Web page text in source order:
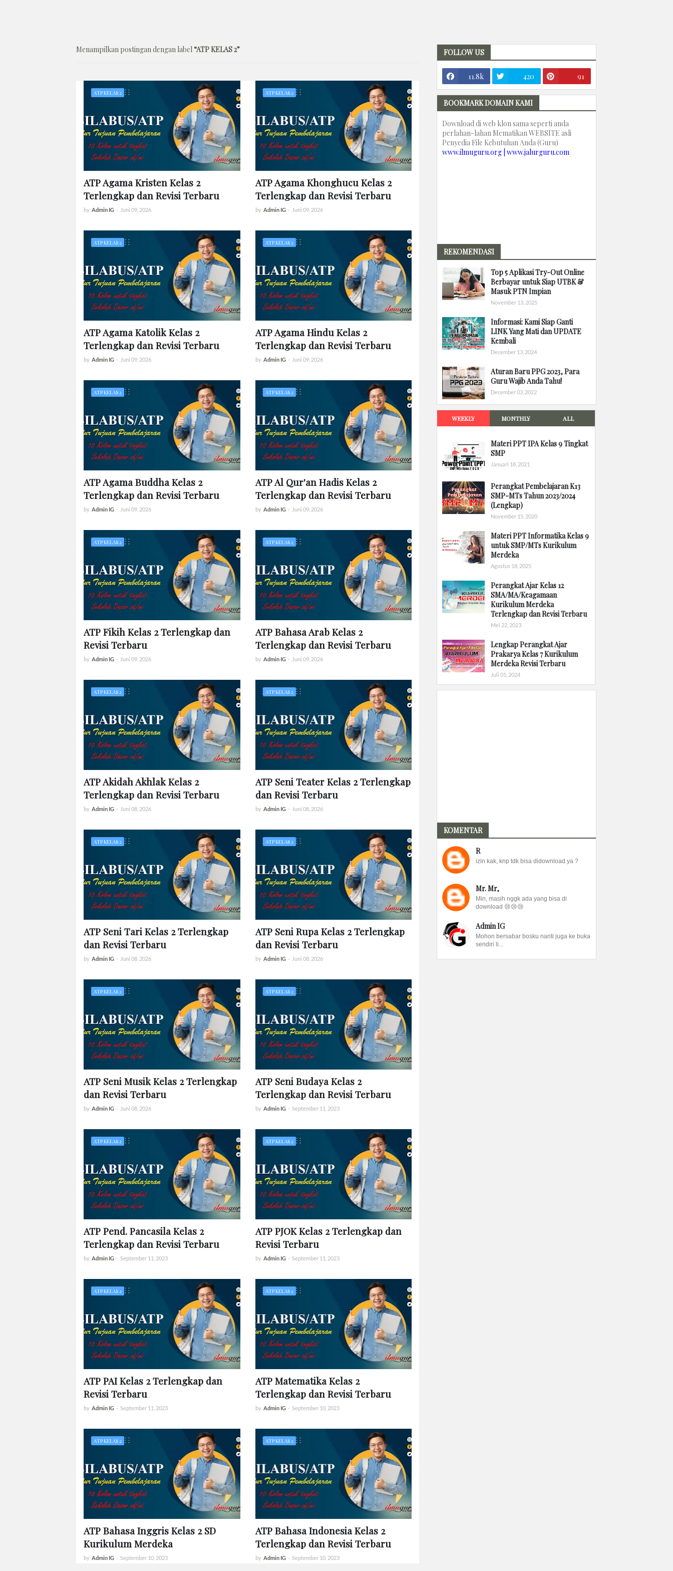
Menampilkan postingan dengan label ATP KELAS 2
ATP KELAS 2
ATP Agama Kristen Kelas 2
Terlengkap dan Revisi Terbaru
by Admin IG - Juni 09, 2026
ATP KELAS 2
ATP Agama Khonghucu Kelas 2
Terlengkap dan Revisi Terbaru
by Admin IG - Juni 09, 2026
ATP KELAS 2
ATP Agama Katolik Kelas 2
Terlengkap dan Revisi Terbaru
by Admin IG - Juni 09, 2026
ATP KELAS 2
ATP Agama Hindu Kelas 2
Terlengkap dan Revisi Terbaru
by Admin IG - Juni 09, 2026
ATP KELAS 2
ATP Agama Buddha Kelas 2
Terlengkap dan Revisi Terbaru
by Admin IG - Juni 09, 2026
ATP KELAS 2
ATP Al Qur'an Hadis Kelas 2
Terlengkap dan Revisi Terbaru
by Admin IG - Juni 09, 2026
ATP KELAS 2
ATP Fikih Kelas 2 Terlengkap dan
Revisi Terbaru
by Admin IG - Juni 09, 2026
ATP KELAS 2
ATP Bahasa Arab Kelas 2
Terlengkap dan Revisi Terbaru
by Admin IG - Juni 09, 2026
ATP KELAS 2
ATP Akidah Akhlak Kelas 2
Terlengkap dan Revisi Terbaru
by Admin IG - Juni 08, 2026
ATP KELAS 2
ATP Seni Teater Kelas 2 Terlengkap
dan Revisi Terbaru
by Admin IG - Juni 08, 2026
ATP KELAS 2
ATP Seni Tari Kelas 2 Terlengkap
dan Revisi Terbaru
by Admin IG - Juni 08, 2026
ATP KELAS 2
ATP Seni Rupa Kelas 2 Terlengkap
dan Revisi Terbaru
by Admin IG - Juni 08, 2026
ATP KELAS 2
ATP Seni Musik Kelas 2 Terlengkap
dan Revisi Terbaru
by Admin IG - Juni 08, 2026
ATP KELAS 2
ATP Seni Budaya Kelas 2
Terlengkap dan Revisi Terbaru
by Admin IG - September 11, 2023
ATP KELAS 2
ATP Pend. Pancasila Kelas 2
Terlengkap dan Revisi Terbaru
by Admin IG - September 11, 2023
ATP KELAS 2
ATP PJOK Kelas 2 Terlengkap dan
Revisi Terbaru
by Admin IG - September 11, 2023
ATP KELAS 2
ATP PAI Kelas 2 Terlengkap dan
Revisi Terbaru
by Admin IG - September 11, 2023
ATP KELAS 2
ATP Matematika Kelas 2
Terlengkap dan Revisi Terbaru
by Admin IG - September 10, 2023
ATP KELAS 2
ATP Bahasa Inggris Kelas 2 SD
Kurikulum Merdeka
by Admin IG - September 10, 2023
ATP KELAS 2
ATP Bahasa Indonesia Kelas 2
Terlengkap dan Revisi Terbaru
by Admin IG - September 10, 2023
FOLLOW US
11.8k 420 91
BOOKMARK DOMAIN KAMI
Download di web klon sama seperti anda
perlahan-lahan Mematikan WEBSITE asli
Penyedia File Kebutuhan Anda (Guru)
www.ilmuguru.org | www.jalurguru.com
REKOMENDASI
Top 5 Aplikasi Try-Out Online
Berbayar untuk Siap UTBK &
Masuk PTN Impian
November 13, 2025
Informasi: Kami Siap Ganti
LINK Yang Mati dan UPDATE
Kembali
December 13, 2024
Aturan Baru PPG 2023, Para
Guru Wajib Anda Tahu!
December 03, 2022
WEEKLY MONTHLY ALL
Materi PPT IPA Kelas 9 Tingkat
SMP
Januari 18, 2021
Perangkat Pembelajaran K13
SMP-MTs Tahun 2023/2024
(Lengkap)
November 15, 2020
Materi PPT Informatika Kelas 9
untuk SMP/MTs Kurikulum
Merdeka
Agustus 18, 2025
Perangkat Ajar Kelas 12
SMA/MA/Keagamaan
Kurikulum Merdeka
Terlengkap dan Revisi Terbaru
Mei 22, 2023
Lengkap Perangkat Ajar
Prakarya Kelas 7 Kurikulum
Merdeka Revisi Terbaru
Juli 01, 2024
KOMENTAR
R
izin kak, knp tdk bisa didownload ya ?
Mr. Mr,
Min, masih nggk ada yang bisa di
download 😢😢😢
Admin IG
Mohon bersabar bosku nanti juga ke buka
sendiri li...